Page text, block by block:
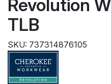
Revolution
TLB
SKU: 737314876105